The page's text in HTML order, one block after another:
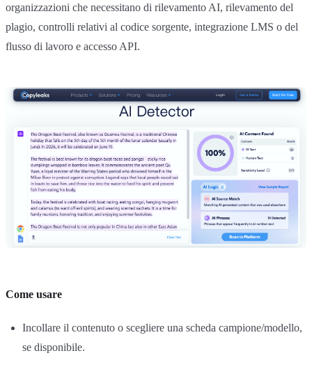
organizzazioni che necessitano di rilevamento AI, rilevamento del
plagio, controlli relativi al codice sorgente, integrazione LMS o del
flusso di lavoro e accesso API.
Come usare
Incollare il contenuto o scegliere una scheda campione/modello,
se disponibile.